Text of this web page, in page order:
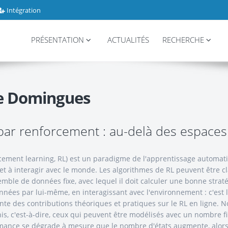
Intégration
PRÉSENTATION ACTUALITÉS RECHERCHE
Domingues
renforcement : au-delà des
learning, RL) est un paradigme de l'apprentissage
interagir avec le monde. Les algorithmes de RL peuvent être
de données fixe, avec lequel il doit calculer une bonne
par lui-même, en interagissant avec l'environnement :
des contributions théoriques et pratiques sur le RL en ligne.
c'est-à-dire, ceux qui peuvent être modélisés avec un
se dégrade à mesure que le nombre d'états augmente,